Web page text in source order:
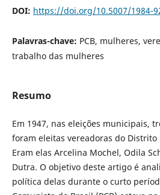
DOI: https://doi.org/10.5007/1984-
Palavras-chave: PCB, mulheres,
trabalho das mulheres
Resumo
Em 1947, nas eleições municipais,
foram eleitas vereadoras do Distrito
Eram elas Arcelina Mochel, Odila
Dutra. O objetivo deste artigo é
política delas durante o curto